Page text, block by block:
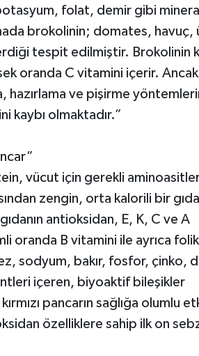
folat, demir gibi
brokolinin; domates, havuç,
tespit edilmiştir. Brokolinin
oranda C vitamini içerir. Ancak
hazırlama ve pişirme
kaybı olmaktadır.”
vücut için gerekli
zengin, orta kalorili bir gıda
antioksidan, E, K, C ve A
oranda B vitamini ile ayrıca
sodyum, bakır, fosfor, çinko,
içeren, biyoaktif bileşikler
pancarın sağlığa olumlu
özelliklere sahip ilk on